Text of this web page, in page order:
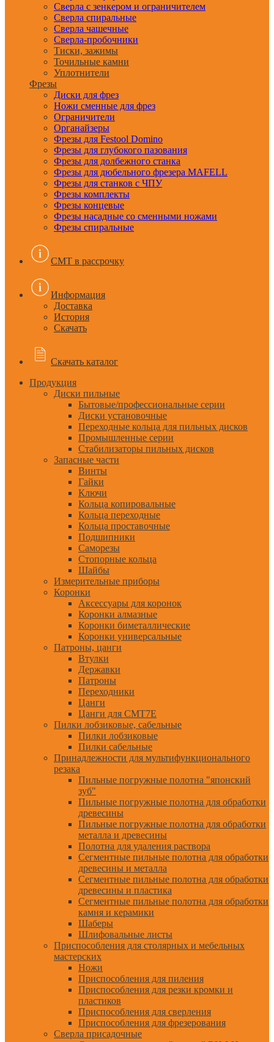
Сверла с зенкером и ограничителем
Сверла спиральные
Сверла чашечные
Сверла-пробочники
Тиски, зажимы
Точильные камни
Уплотнители
Фрезы
Диски для фрез
Ножи сменные для фрез
Ограничители
Органайзеры
Фрезы для Festool Domino
Фрезы для глубокого пазования
Фрезы для долбежного станка
Фрезы для дюбельного фрезера MAFELL
Фрезы для станков с ЧПУ
Фрезы комплекты
Фрезы концевые
Фрезы насадные со сменными ножами
Фрезы спиральные
CMT в рассрочку
Информация
Доставка
История
Скачать
Скачать каталог
Продукция
Диски пильные
Бытовые/профессиональные серии
Диски установочные
Переходные кольца для пильных дисков
Промышленные серии
Стабилизаторы пильных дисков
Запасные части
Винты
Гайки
Ключи
Кольца копировальные
Кольца переходные
Кольца проставочные
Подшипники
Саморезы
Стопорные кольца
Шайбы
Измерительные приборы
Коронки
Аксессуары для коронок
Коронки алмазные
Коронки биметаллические
Коронки универсальные
Патроны, цанги
Втулки
Державки
Патроны
Переходники
Цанги
Цанги для CMT7E
Пилки лобзиковые, сабельные
Пилки лобзиковые
Пилки сабельные
Принадлежности для мультифункционального
резака
Пильные погружные полотна "японский
зуб"
Пильные погружные полотна для обработки
древесины
Пильные погружные полотна для обработки
металла и древесины
Полотна для удаления раствора
Сегментные пильные полотна для обработки
древесины и металла
Сегментные пильные полотна для обработки
древесины и пластика
Сегментные пильные полотна для обработки
камня и керамики
Шаберы
Шлифовальные листы
Приспособления для столярных и мебельных
мастерских
Ножи
Приспособления для пиления
Приспособления для резки кромки и
пластиков
Приспособления для сверления
Приспособления для фрезерования
Сверла присадочные